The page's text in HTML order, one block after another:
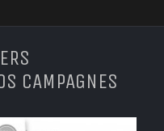
CAMPAGNES